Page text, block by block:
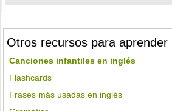
Otros recursos para aprender
Canciones infantiles en inglés
Flashcards
Frases más usadas en inglés